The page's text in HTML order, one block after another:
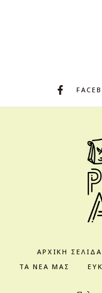
ΑΡΧΙΚΉ ΣΕΛΊΔΑ
ΤΑ ΝΈΑ ΜΑΣ